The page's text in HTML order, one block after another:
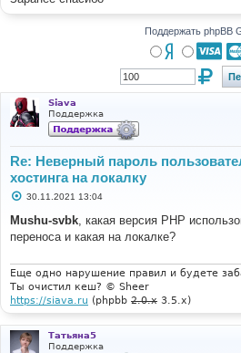
Поддержать phpBB
Siava
Поддержка
Re: Неверный пароль
хостинга на локалку
С
о
б
щ
и
30.11.2021 13:04
Mushu-svbk , какая версия PHP
переноса и какая на локалке?
Еще одно нарушение правил и будете
Ты очистил кеш? © Sheer
https://siava.ru (phpbb 2.0.x 3.5.x)
Татьяна5
Поддержка